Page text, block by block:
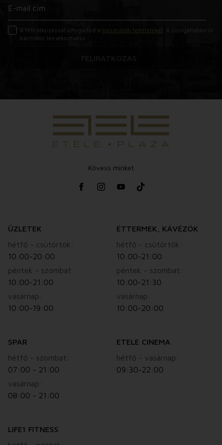
A feliratkozással elfogadod a Használati feltételeket . A szolgáltatásról
bármikor leiratkozhatsz.
Kövess minket
ÜZLETEK
hétfő - csütörtök:
10:00-20:00
péntek - szombat:
10:00-21:00
vasárnap:
10:00-19:00
ÉTTERMEK, KÁVÉZÓK
hétfő - csütörtök:
10:00-21:00
péntek - szombat:
10:00-21:30
vasárnap:
10:00-20:00
SPAR
hétfő - szombat:
07:00 - 21:00
vasárnap:
08:00 - 21:00
ETELE CINEMA
hétfő - vasárnap:
09:30-22:00
LIFE1 FITNESS